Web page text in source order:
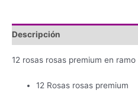
Descripción
12 rosas rosas premium en
12 Rosas rosas premium